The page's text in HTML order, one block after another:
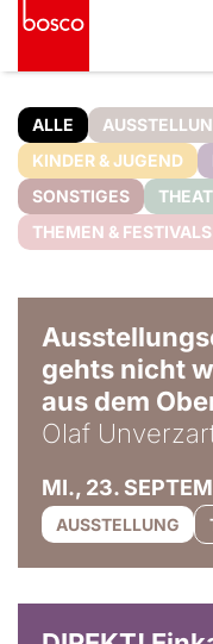
ALLE
KINDER & JUGEND
SONSTIGES
THEMEN & FESTIVALS
gehts nicht
aus dem
Olaf
MI., 23.
AUSSTELLUNG